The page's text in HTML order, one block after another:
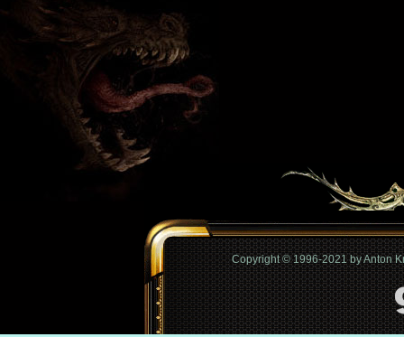
Copyright © 1996-2021 by Anton